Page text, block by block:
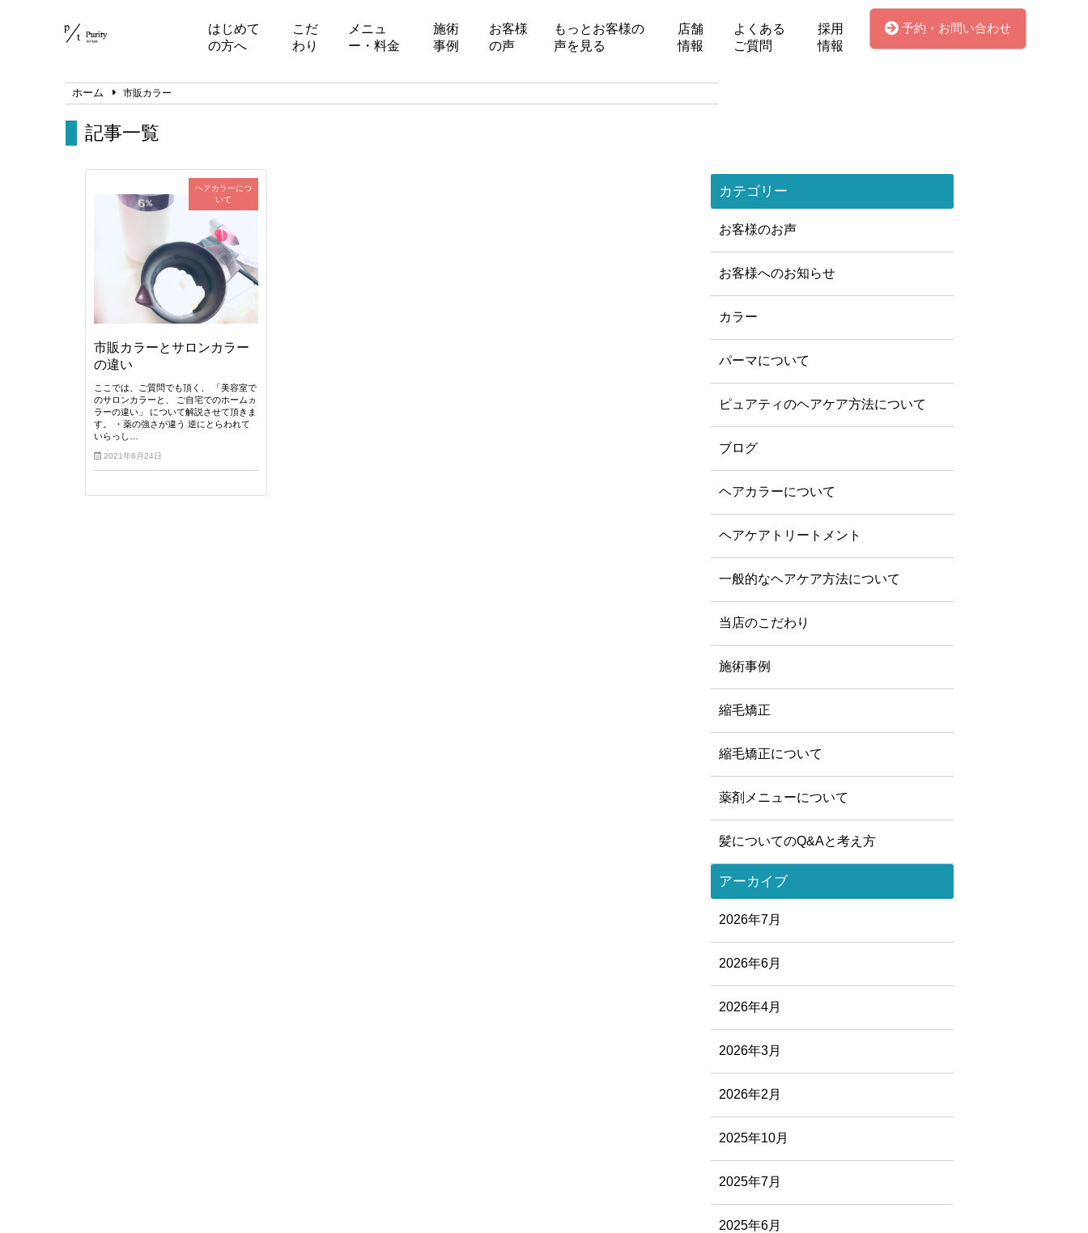
はじめて
の方へ
こだ
わり
メニュ
ー・料金
施術
事例
お客様
の声
もっとお客様の
声を見る
店舗
情報
よくある
ご質問
採用
情報
予約・お問い合わせ
ホーム 市販カラー
記事一覧
ヘアカラーにつ
いて
市販カラーとサロンカラー
の違い
ここでは、ご質問でも頂く、 「美容室で
のサロンカラーと、 ご自宅でのホームヵ
ラーの違い」 について解説させて頂きま
す。 ・薬の強さが違う 逆にとらわれて
いらっし…
2021年6月24日
カテゴリー
お客様のお声
お客様へのお知らせ
カラー
パーマについて
ピュアティのヘアケア方法について
ブログ
ヘアカラーについて
ヘアケアトリートメント
一般的なヘアケア方法について
当店のこだわり
施術事例
縮毛矯正
縮毛矯正について
薬剤メニューについて
髪についてのQ&Aと考え方
アーカイブ
2026年7月
2026年6月
2026年4月
2026年3月
2026年2月
2025年10月
2025年7月
2025年6月